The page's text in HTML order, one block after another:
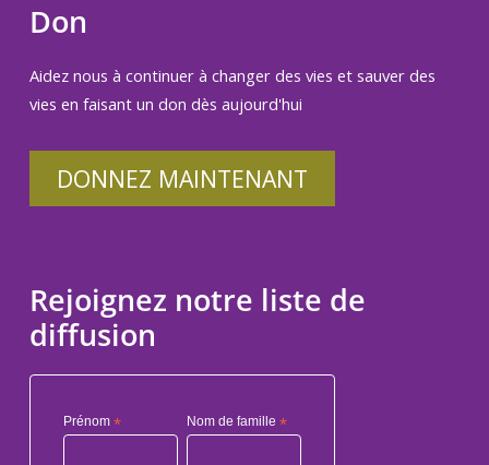
Don
Aidez nous à continuer à changer des vies et sauver des
vies en faisant un don dès aujourd'hui
DONNEZ MAINTENANT
Rejoignez notre liste de
diffusion
Prénom * Nom de famille*